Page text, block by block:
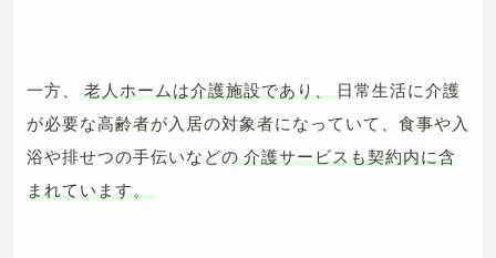
一方、 老人ホームは介護施設であり、
日常生活に介護
が必要な高齢者が入居の対象者になっていて、食事や入
浴や排せつの手伝いなどの 介護サービスも契約内に含
まれています。